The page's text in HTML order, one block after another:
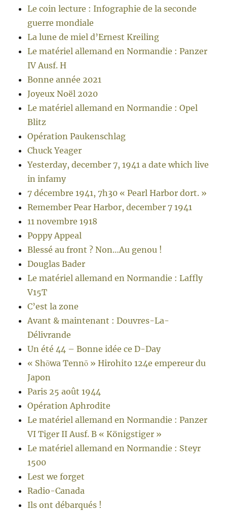
Le coin lecture : Infographie de la seconde
guerre mondiale
La lune de miel d’Ernest Kreiling
Le matériel allemand en Normandie : Panzer
IV Ausf. H
Bonne année 2021
Joyeux Noël 2020
Le matériel allemand en Normandie : Opel
Blitz
Opération Paukenschlag
Chuck Yeager
Yesterday, december 7, 1941 a date which live
in infamy
7 décembre 1941, 7h30 « Pearl Harbor dort. »
Remember Pear Harbor, december 7 1941
11 novembre 1918
Poppy Appeal
Blessé au front ? Non…Au genou !
Douglas Bader
Le matériel allemand en Normandie : Laffly
V15T
C’est la zone
Avant & maintenant : Douvres-La-
Délivrande
Un été 44 – Bonne idée ce D-Day
« Shōwa Tennō » Hirohito 124e empereur du
Japon
Paris 25 août 1944
Opération Aphrodite
Le matériel allemand en Normandie : Panzer
VI Tiger II Ausf. B « Königstiger »
Le matériel allemand en Normandie : Steyr
1500
Lest we forget
Radio-Canada
Ils ont débarqués !